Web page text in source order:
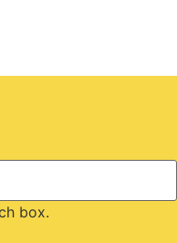
box.